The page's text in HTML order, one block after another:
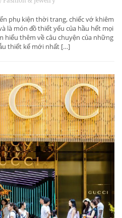
phụ kiện thời trang, chiếc vớ khiêm
là món đồ thiết yếu của hầu hết mọi
hiểu thêm về câu chuyện của những
thiết kế mới nhất […]